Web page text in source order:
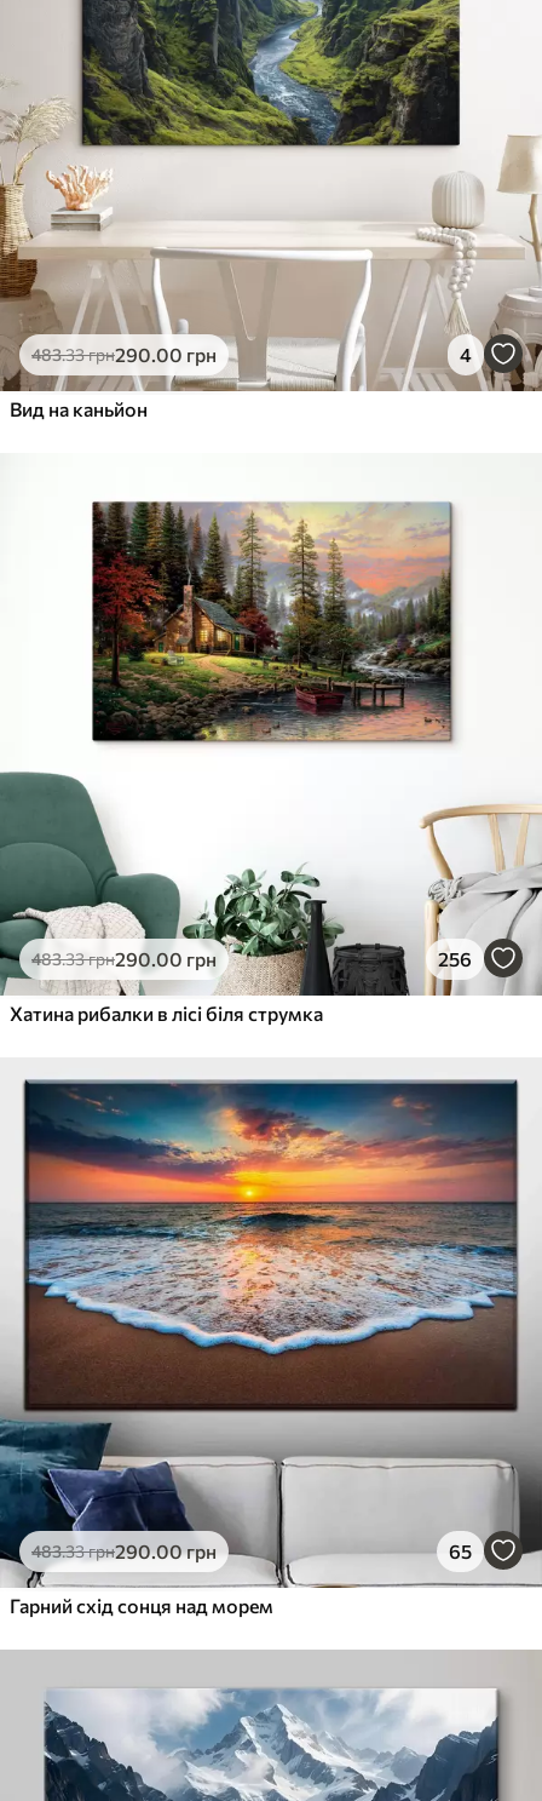
483.33грн290.00 грн 4
Вид на каньйон
483.33грн290.00 грн 256
Хатина рибалки в лісі біля струмка
483.33грн290.00грн 65
Гарний схід сонця над морем